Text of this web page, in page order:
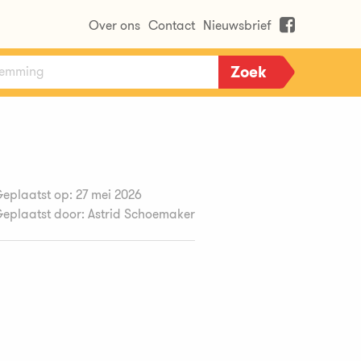
Over ons Contact Nieuwsbrief
op: 27 mei 2026
door: Astrid Schoemaker